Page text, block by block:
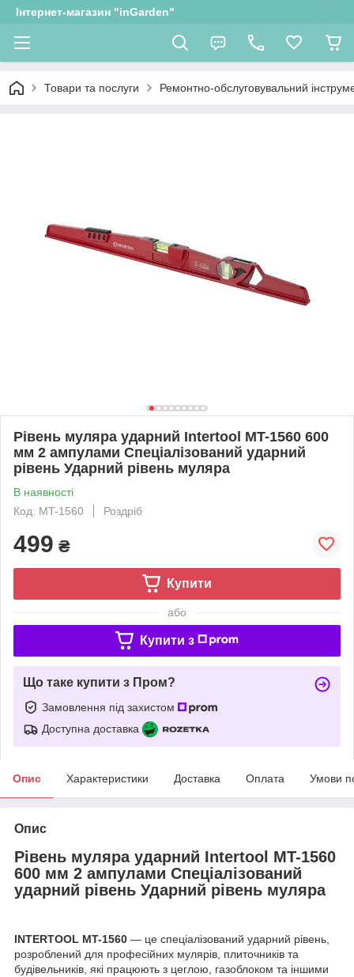
Інтернет-магазин "inGarden"
Товари та послуги Ремонтно-обслуговувальний
Рівень муляра ударний Intertool MT-1560 600
мм 2 ампулами Спеціалізований ударний
рівень Ударний рівень муляра
В наявності
Код: MT-1560
Роздріб
499 ₴
Купити
або
Купити з
Що таке купити з Пром?
Замовлення під захистом
Доступна доставка
Опис Характеристики Доставка Оплата Умови
Опис
Рівень муляра ударний Intertool MT-1560
600 мм 2 ампулами Спеціалізований
ударний рівень Ударний рівень муляра
INTERTOOL MT-1560 — це спеціалізований ударний рівень,
розроблений для професійних мулярів, плиточників та
будівельників, які працюють з цеглою, газоблоком та іншими